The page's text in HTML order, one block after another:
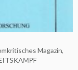
Magazin,